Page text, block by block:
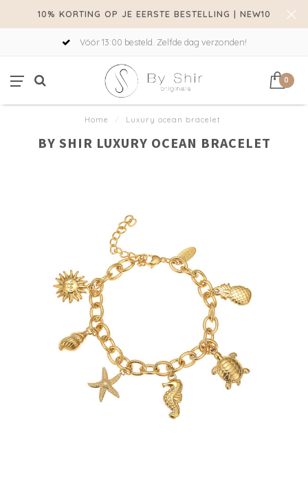
10% KORTING OP JE EERSTE BESTELLING | NEW10
Vóór 13:00 besteld. Zelfde dag verzonden!
0
Home / Luxury ocean bracelet
BY SHIR LUXURY OCEAN BRACELET